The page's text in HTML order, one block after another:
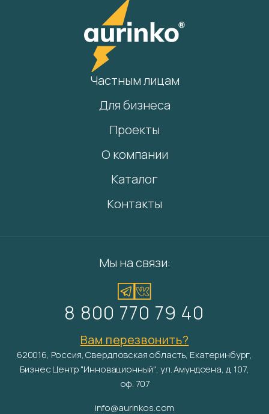
Частным лицам
Для бизнеса
Проекты
О компании
Каталог
Контакты
Мы на связи:
8 800 770 79 40
Вам перезвонить?
620016, Россия, Свердловская область, Екатеринбург,
Бизнес Центр "Инновационный", ул. Амундсена, д. 107,
оф. 707
info@aurinkos.com